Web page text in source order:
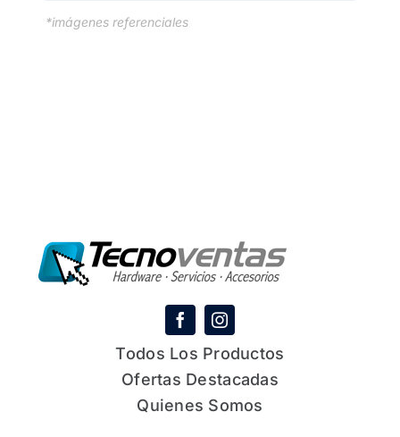
*imágenes referenciales
Todos Los Productos
Ofertas Destacadas
Quienes Somos